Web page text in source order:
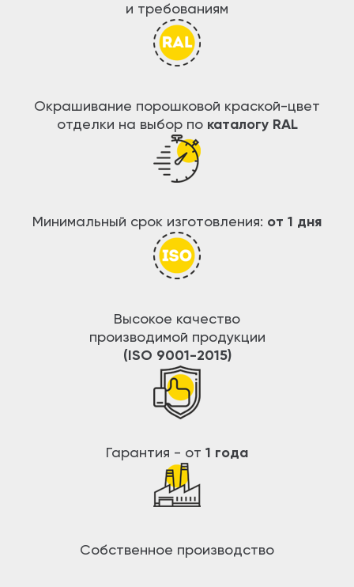
и требованиям
Окрашивание порошковой краской-цвет
отделки на выбор по каталогу RAL
Минимальный срок изготовления: от 1 дня
Высокое качество
производимой продукции
(ISO 9001-2015)
Гарантия - от 1 года
Собственное производство